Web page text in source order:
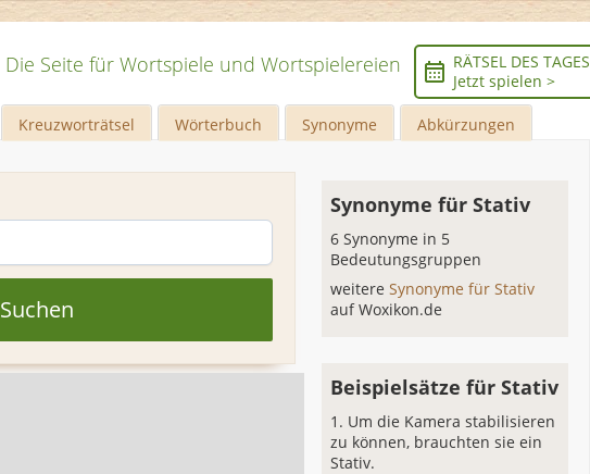
Die Seite für Wortspiele und Wortspielereien
RÄTSEL DES TAGES
Jetzt spielen >
Kreuzworträtsel Wörterbuch Synonyme Abkürzungen
Suchen
Synonyme für Stativ
6 Synonyme in 5
Bedeutungsgruppen
weitereSynonyme für Stativ
auf Woxikon.de
Beispielsätze für Stativ
Um die Kamera stabilisieren
zu können, brauchten sie ein
Stativ.